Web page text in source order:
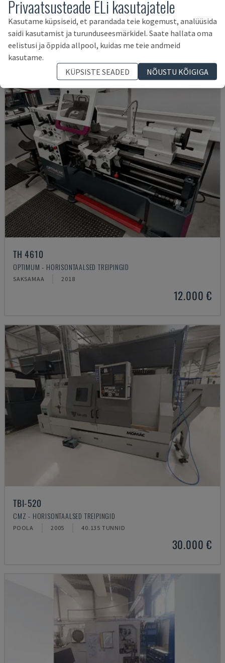
EMCOMAT 200X1000
EMCO - HORISONTAALSED TREIPINGID
SAKSAMAA 2001
14.000 €
TH 4610
OPTIMUM - HORISONTAALSED TREIPINGID
SAKSAMAA 2018
12.000 €
TBI-520
CMZ - HORISONTAALSED TREIPINGID
POOLA 2005 40.135 TUNNID
30.000 €
Privaatsusteade ELi kasutajatele
Kasutame küpsiseid, et parandada teie kogemust, analüüsida
saidi kasutamist ja turunduseesmärkidel. Saate hallata oma
eelistusi ja õppida allpool, kuidas me teie andmeid
kasutame.
KÜPSISTE SEADED
NÕUSTU KÕIGIGA